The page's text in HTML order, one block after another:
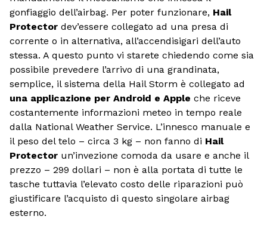
gonfiaggio dell’airbag. Per poter funzionare, Hail
Protector dev’essere collegato ad una presa di
corrente o in alternativa, all’accendisigari dell’auto
stessa. A questo punto vi starete chiedendo come sia
possibile prevedere l’arrivo di una grandinata,
semplice, il sistema della Hail Storm è collegato ad
una applicazione per Android e Apple che riceve
costantemente informazioni meteo in tempo reale
dalla National Weather Service. L’innesco manuale e
il peso del telo – circa 3 kg – non fanno di Hail
Protector un’invezione comoda da usare e anche il
prezzo – 299 dollari – non è alla portata di tutte le
tasche tuttavia l’elevato costo delle riparazioni può
giustificare l’acquisto di questo singolare airbag
esterno.